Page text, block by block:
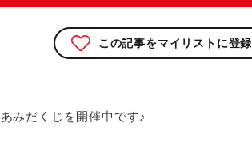
この記事をマイリストに登録
みだくじを開催中です♪